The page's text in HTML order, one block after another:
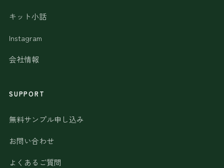
キット小話
Instagram
会社情報
SUPPORT
無料サンプル申し込み
お問い合わせ
よくあるご質問